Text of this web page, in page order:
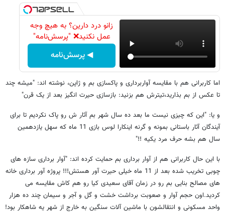
زانو درد دارین؟ به هیچ وجه
عمل نکنید❌ "پرسش‌نامه"
◀ پرسش‌نامه
اما کاربرانی هم با مقایسه آواربرداری و پاکسازی بم و ژاپن، نوشته اند: "میشه چند
تا عکس از بم بذارید،تیترش هم بزنید: بازسازی حیرت انگیز بعد از یک قرن"
و یا: "این که چیزی نیست ما بعد ده سال شهر بم آثار ش رو پاک نکردیم تا برای
آیندگان آثار باستانی بمونه و گرنه اینکارا لوس بازی 11 ماه که سهل یازدهمین
سال هم بشه حرف مرد یکیه !!"
با این حال کاربرانی هم از آوار برداری بم حمایت کرده اند: "آوار برداری سازه های
چوبی تخریب شده بعد از 11 ماه خیلی حیرت آور هستش!!! پروژه آور برداری خانه
های مصالح بنایی بم رو در زمان آقای سعیدی کیا رو هم کاش مقایسه می
کردید.اون حجم آوار و صعوبت برداشت خشت و گل و آجر و سیمان چند ده هزار
واحد مسکونی و انتقالشون با ماشین آلات سنگین به خارج از شهر یه شاهکار بود!